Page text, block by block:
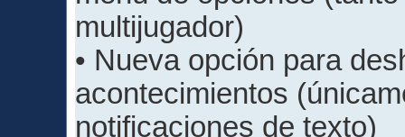
multijugador)
• Nueva opción para
acontecimientos
notificaciones de texto)